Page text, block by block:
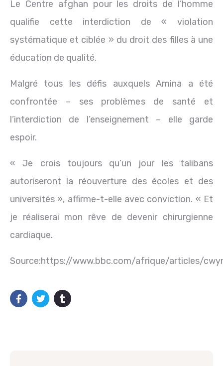
Le Centre afghan pour les droits de l’homme
qualifie cette interdiction de « violation
systématique et ciblée » du droit des filles à une
éducation de qualité.
Malgré tous les défis auxquels Amina a été
confrontée – ses problèmes de santé et
l’interdiction de l’enseignement – elle garde
espoir.
« Je crois toujours qu’un jour les talibans
autoriseront la réouverture des écoles et des
universités », affirme-t-elle avec conviction. « Et
je réaliserai mon rêve de devenir chirurgienne
cardiaque.
Source:https://www.bbc.com/afrique/articles/